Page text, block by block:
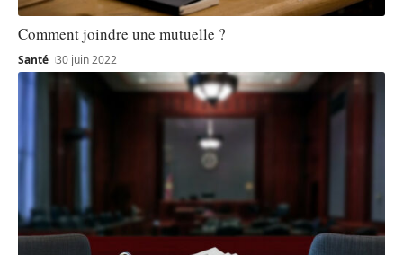
Comment joindre une mutuelle ?
Santé 30 juin 2022